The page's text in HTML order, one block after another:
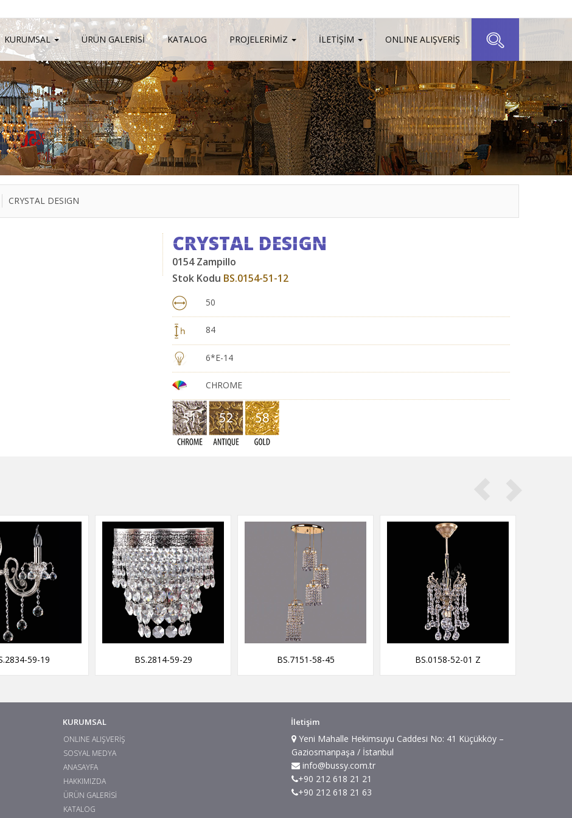
KURUMSAL ÜRÜN GALERİSİ KATALOG PROJELERİMİZ İLETİŞİM ONLINE ALIŞVERİŞ
CRYSTAL DESIGN
CRYSTAL DESIGN
0154 Zampillo
Stok Kodu BS.0154-51-12
50
84
6*E-14
CHROME
59-19 BS.2814-59-29 BS.7151-58-45 BS.0158-52-01 Z
KURUMSAL
ONLINE ALIŞVERİŞ
SOSYAL MEDYA
ANASAYFA
HAKKIMIZDA
ÜRÜN GALERİSİ
KATALOG
İletişim
Yeni Mahalle Hekimsuyu Caddesi No: 41 Küçükköy –
Gaziosmanpaşa / İstanbul
info@bussy.com.tr
+90 212 618 21 21
+90 212 618 21 63